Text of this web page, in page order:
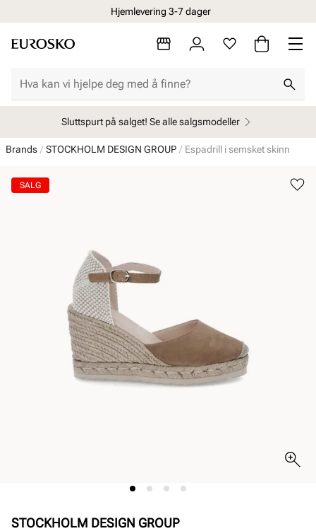
Hjemlevering 3-7 dager
Sluttspurt på salget! Se alle salgsmodeller
Brands STOCKHOLM DESIGN GROUP Espadrill i semsket skinn
SALG
STOCKHOLM DESIGN GROUP